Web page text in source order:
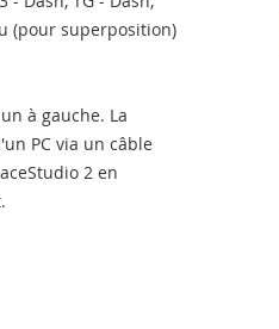
(pour superposition)
à gauche. La
PC via un câble
2 en